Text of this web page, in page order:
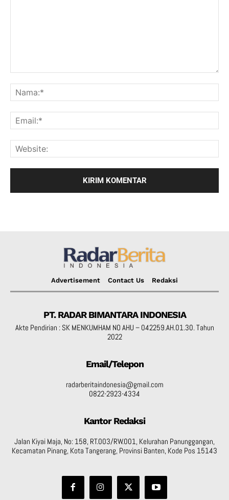
Advertisement Contact Us Redaksi
PT. RADAR BIMANTARA INDONESIA
Akte Pendirian : SK MENKUMHAM NO AHU – 042259.AH.01.30. Tahun
2022
Email/Telepon
radarberitaindonesia@gmail.com
0822-2923-4334
Kantor Redaksi
Jalan Kiyai Maja, No: 158, RT.003/RW.001, Kelurahan Panunggangan,
Kecamatan Pinang, Kota Tangerang, Provinsi Banten, Kode Pos 15143